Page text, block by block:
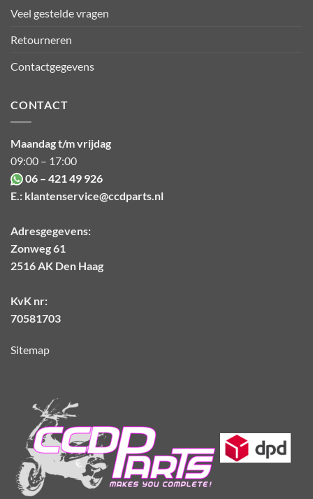
Veel gestelde vragen
Retourneren
Contactgegevens
CONTACT
Maandag t/m vrijdag
09:00 – 17:00
06 – 421 49 926
E.: klantenservice@ccdparts.nl
Adresgegevens:
Zonweg 61
2516 AK Den Haag
KvK nr:
70581703
Sitemap